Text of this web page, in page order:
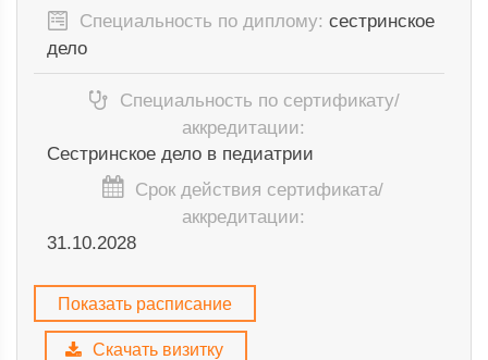
Специальность по диплому: сестринское
дело
Специальность по сертификату/
аккредитации:
Сестринское дело в педиатрии
Срок действия сертификата/
аккредитации:
31.10.2028
Показать расписание
Скачать визитку